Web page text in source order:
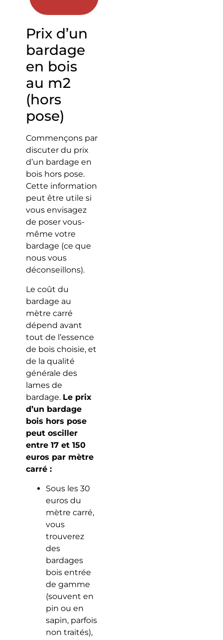
Prix d’un
bardage
en bois
au m2
(hors
pose)
Commençons par
discuter du prix
d’un bardage en
bois hors pose.
Cette information
peut être utile si
vous envisagez
de poser vous-
même votre
bardage (ce que
nous vous
déconseillons).
Le coût du
bardage au
mètre carré
dépend avant
tout de l’essence
de bois choisie, et
de la qualité
générale des
lames de
bardage. Le prix
d’un bardage
bois hors pose
peut osciller
entre 17 et 150
euros par mètre
carré :
Sous les 30
euros du
mètre carré,
vous
trouverez
des
bardages
bois entrée
de gamme
(souvent en
pin ou en
sapin, parfois
non traités),